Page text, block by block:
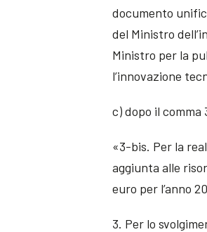
documento
del Ministro
Ministro per la
l’innovazione
c) dopo il comma
«3-bis. Per la
aggiunta alle
euro per l’anno
3. Per lo